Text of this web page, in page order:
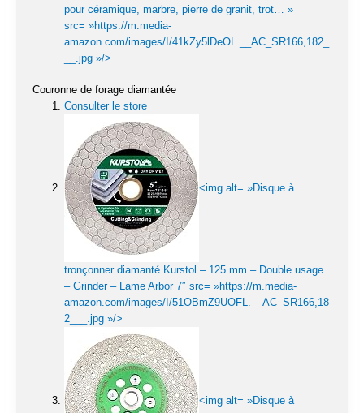
pour céramique, marbre, pierre de granit, trot… »
src= »https://m.media-
amazon.com/images/I/41kZy5lDeOL.__AC_SR166,182_
__.jpg »/>
Couronne de forage diamantée
Consulter le store
<img alt= »Disque à
tronçonner diamanté Kurstol – 125 mm – Double usage
– Grinder – Lame Arbor 7″ src= »https://m.media-
amazon.com/images/I/51OBmZ9UOFL.__AC_SR166,18
2___.jpg »/>
<img alt= »Disque à